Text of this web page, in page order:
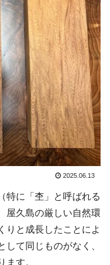
2025.06.13
特に「杢」と呼ばれる
屋久島の厳しい自然環
りと成長したことによ
して同じものがなく、
ます。